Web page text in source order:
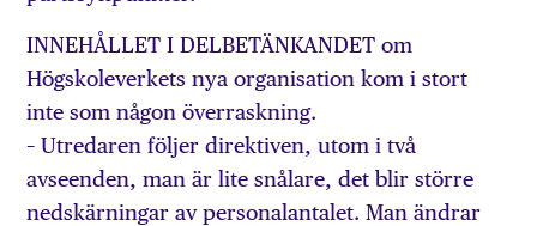
INNEHÅLLET I DELBETÄNKANDET om
Högskoleverkets nya organisation kom i stort
inte som någon överraskning.
– Utredaren följer direktiven, utom i två
avseenden, man är lite snålare, det blir större
nedskärningar av personalantalet. Man ändrar